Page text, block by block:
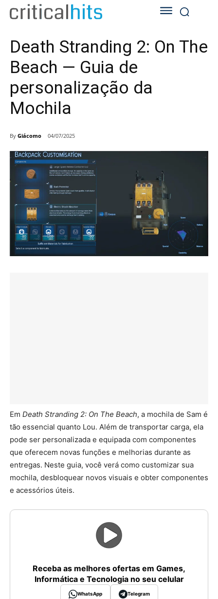
Death Stranding 2: On The
Beach — Guia de
personalização da
Mochila
By Giácomo 04/07/2025
Em Death Stranding 2: On The Beach, a mochila de Sam é
tão essencial quanto Lou. Além de transportar carga, ela
pode ser personalizada e equipada com componentes
que oferecem novas funções e melhorias durante as
entregas. Neste guia, você verá como customizar sua
mochila, desbloquear novos visuais e obter componentes
e acessórios úteis.
Receba as melhores ofertas em Games,
Informática e Tecnologia no seu celular
WhatsApp Telegram